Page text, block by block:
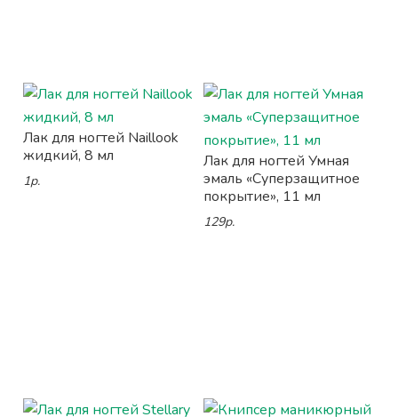
Лак для ногтей Naillook
жидкий, 8 мл
1р.
Лак для ногтей Умная
эмаль «Суперзащитное
покрытие», 11 мл
129р.